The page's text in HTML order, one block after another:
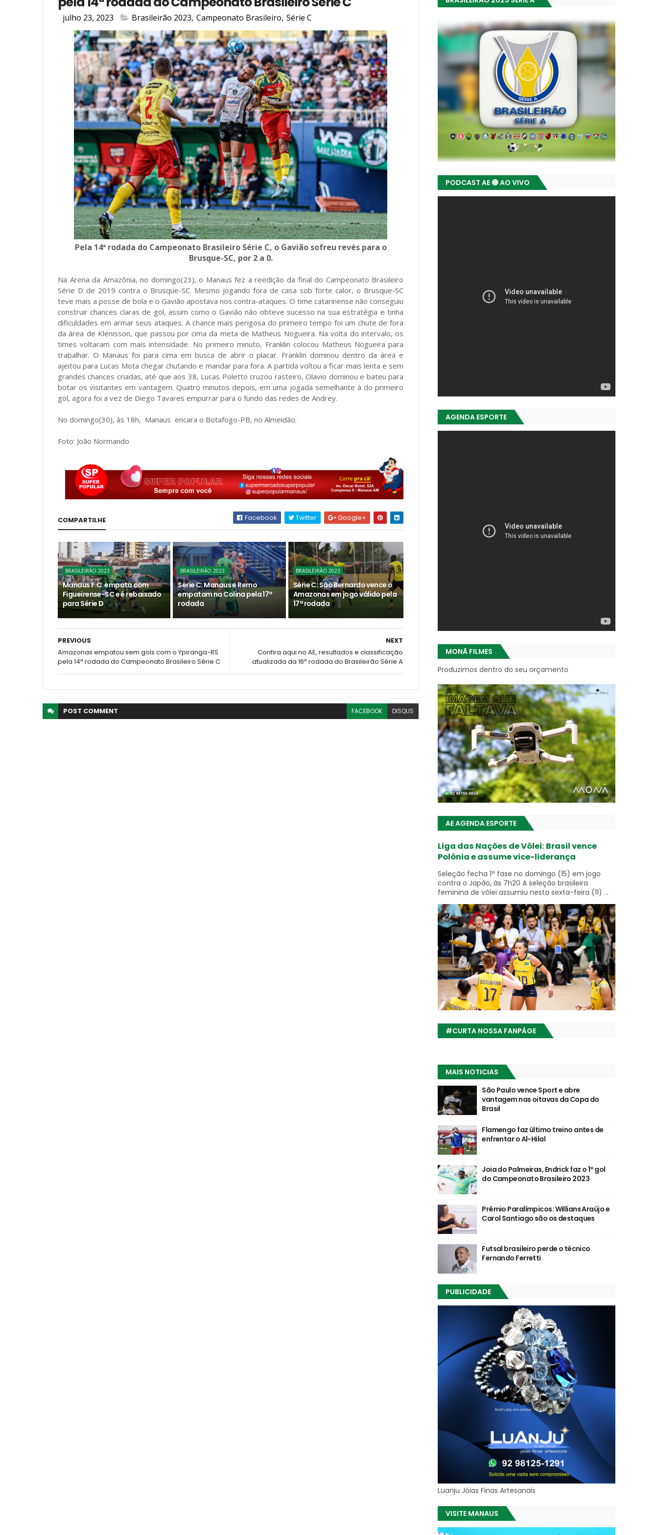
julho 23, 2023 Brasileirão 2023, Campeonato Brasileiro, Série C
Pela 14ª rodada do Campeonato Brasileiro Série C, o Gavião sofreu revés para o
Brusque-SC, por 2 a 0.
Na Arena da Amazônia, no domingo(23), o Manaus fez a reedição da final do Campeonato Brasileiro
Série D de 2019 contra o Brusque-SC. Mesmo jogando fora de casa sob forte calor, o Brusque-SC
teve mais a posse de bola e o Gavião apostava nos contra-ataques. O time catarinense não conseguiu
construir chances claras de gol, assim como o Gavião não obteve sucesso na sua estratégia e tinha
dificuldades em armar seus ataques. A chance mais perigosa do primeiro tempo foi um chute de fora
da área de Klenisson, que passou por cima da meta de Matheus Nogueira. Na volta do intervalo, os
times voltaram com mais intensidade. No primeiro minuto, Franklin colocou Matheus Nogueira para
trabalhar. O Manaus foi para cima em busca de abrir o placar. Franklin dominou dentro da área e
ajeitou para Lucas Mota chegar chutando e mandar para fora. A partida voltou a ficar mais lenta e sem
grandes chances criadas, até que aos 38, Lucas Poletto cruzou rasteiro, Olavio dominou e bateu para
botar os visitantes em vantagem. Quatro minutos depois, em uma jogada semelhante à do primeiro
gol, agora foi a vez de Diego Tavares empurrar para o fundo das redes de Andrey.
No domingo(30), às 18h, Manaus encara o Botafogo-PB, no Almeidão.
Foto: João Normando
COMPARTILHE Facebook Twitter Google+
BRASILEIRÃO 2023
Manaus F.C. empata com
Figueirense-SC e é rebaixado
para Série D
BRASILEIRÃO 2023
Série C: Manaus e Remo
empatam na Colina pela 17ª
rodada
BRASILEIRÃO 2023
Série C: São Bernardo vence o
Amazonas em jogo válido pela
17ª rodada
NEXT
Confira aqui no AE, resultados e classificação
atualizada da 16ª rodada do Brasileirão Série A
PREVIOUS
Amazonas empatou sem gols com o Ypiranga-RS
pela 14ª rodada do Campeonato Brasileiro Série C
POST COMMENT FACEBOOK DISQUS
PODCAST AE 🔴 AO VIVO
AGENDA ESPORTE
MONÃ FILMES
Produzimos dentro do seu orçamento
AE AGENDA ESPORTE
Liga das Nações de Vôlei: Brasil vence
Polônia e assume vice-liderança
Seleção fecha 1ª fase no domingo (15) em jogo
contra o Japão, às 7h20 A seleção brasileira
feminina de vôlei assumiu nesta sexta-feira (11) ...
#CURTA NOSSA FANPÁGE
MAIS NOTICIAS
São Paulo vence Sport e abre
vantagem nas oitavas da Copa do
Brasil
Flamengo faz último treino antes de
enfrentar o Al-Hilal
Joia do Palmeiras, Endrick faz o 1º gol
do Campeonato Brasileiro 2023
Prêmio Paralímpicos: Willians Araújo e
Carol Santiago são os destaques
Futsal brasileiro perde o técnico
Fernando Ferretti
PUBLICIDADE
Luanju Jóias Finas Artesanais
VISITE MANAUS